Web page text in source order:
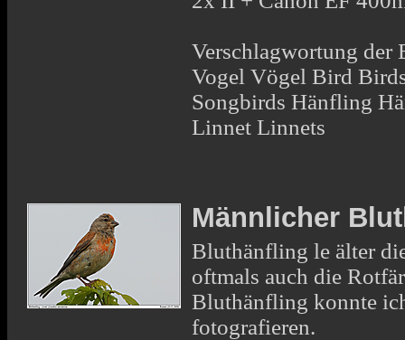
Verschlagwortung
Vogel Vögel Bird
Songbirds Hänfling
Linnet Linnets
Männlicher
Bluthänfling le älter
oftmals auch die
Bluthänfling konnte
fotografieren.